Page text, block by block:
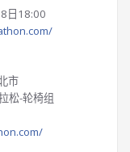
日18:00
市
松-轮椅组